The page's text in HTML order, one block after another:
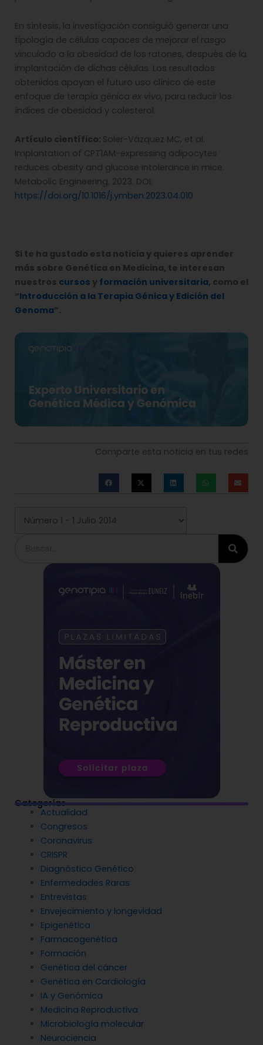
En síntesis, la investigación consiguió generar una
tipología de células capaces de mejorar el rasgo
vinculado a la obesidad de los ratones, después de la
implantación de dichas células. Los resultados
obtenidos apoyan el futuro uso clínico de este
enfoque de terapia génica ex vivo, para reducir los
índices de obesidad y colesterol.
Artículo científico: Soler-Vázquez MC, et al.
Implantation of CPT1AM-expressing adipocytes
reduces obesity and glucose intolerance in mice.
Metabolic Engineering. 2023. DOI:
https://doi.org/10.1016/j.ymben.2023.04.010
Si te ha gustado esta noticia y quieres aprender
más sobre Genética en Medicina, te interesan
nuestros cursos y formación universitaria, como el
“Introducción a la Terapia Génica y Edición del
Genoma”.
Comparte esta noticia en tus redes
Categorías
Actualidad
Congresos
Coronavirus
CRISPR
Diagnóstico Genético
Enfermedades Raras
Entrevistas
Envejecimiento y longevidad
Epigenética
Farmacogenética
Formación
Genética del cáncer
Genética en Cardiología
IA y Genómica
Medicina Reproductiva
Microbiología molecular
Neurociencia